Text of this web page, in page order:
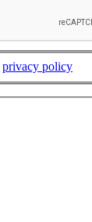
privacy policy